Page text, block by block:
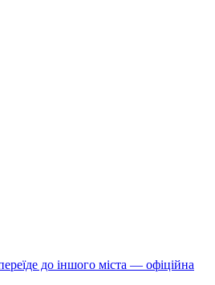
до іншого міста — офіційна